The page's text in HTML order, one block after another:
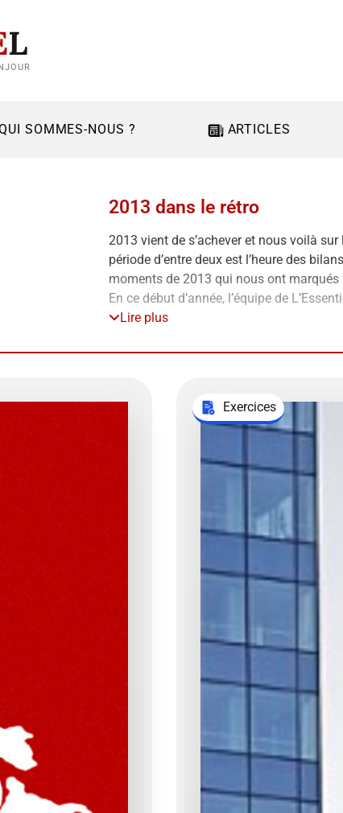
L
SOMMES-NOUS ? ARTICLES
2013 dans le rétro
2013 vient de s’achever et nous voilà
période d’entre deux est l’heure des
moments de 2013 qui nous ont marqués
En ce début d’année, l’équipe de
et pour le monde des vœux de bonheur,
Lire plus
Exercices